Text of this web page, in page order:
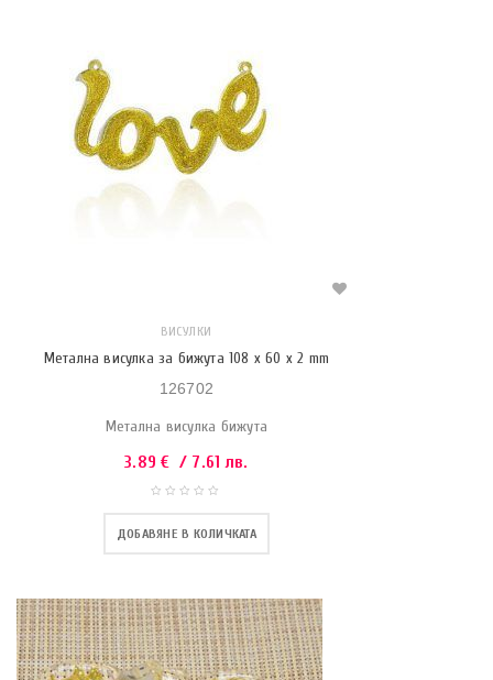
ВИСУЛКИ
Метална висулка за бижута 108 x 60 x 2 mm
126702
Метална висулка бижута
3.89€ / 7.61 лв.
ДОБАВЯНЕ В КОЛИЧКАТА